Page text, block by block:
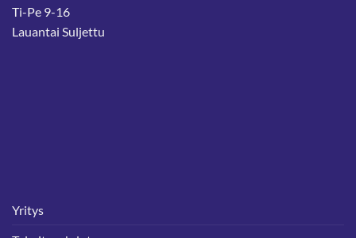
Ti-Pe 9-16
Lauantai Suljettu
Yritys